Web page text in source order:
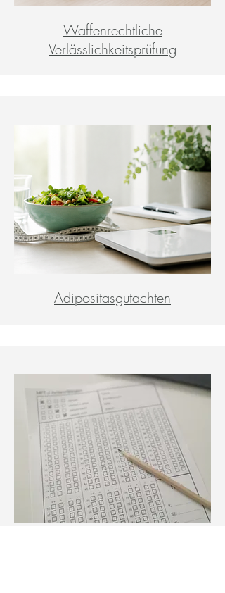
Waffenrechtliche
Verlässlichkeitsprüfung
Adipositasgutachten